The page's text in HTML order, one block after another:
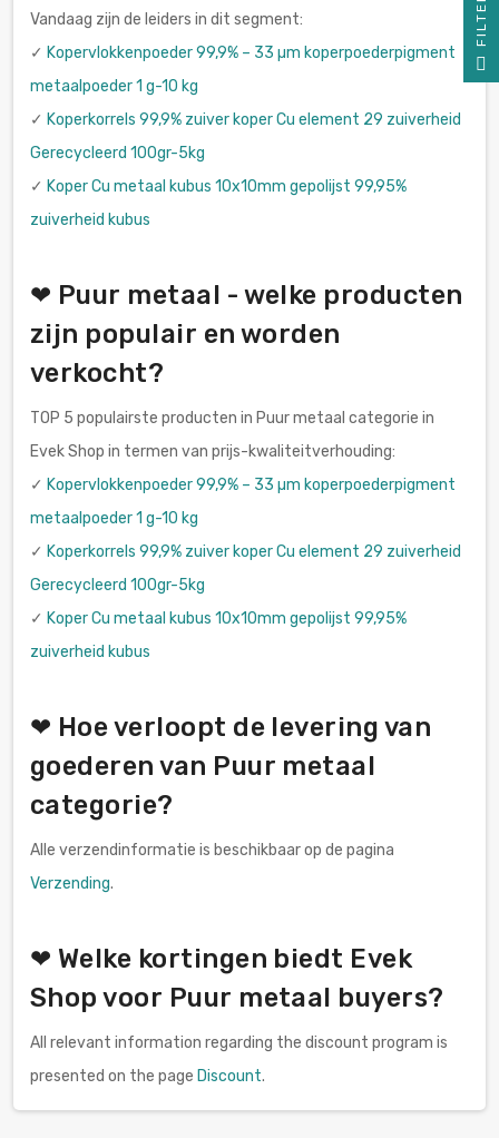
Vandaag zijn de leiders in dit segment:
✓ Kopervlokkenpoeder 99,9% – 33 µm koperpoederpigment
metaalpoeder 1 g-10 kg
✓ Koperkorrels 99,9% zuiver koper Cu element 29 zuiverheid
Gerecycleerd 100gr-5kg
✓ Koper Cu metaal kubus 10x10mm gepolijst 99,95%
zuiverheid kubus
❤ Puur metaal - welke producten
zijn populair en worden
verkocht?
TOP 5 populairste producten in Puur metaal categorie in
Evek Shop in termen van prijs-kwaliteitverhouding:
✓ Kopervlokkenpoeder 99,9% – 33 µm koperpoederpigment
metaalpoeder 1 g-10 kg
✓ Koperkorrels 99,9% zuiver koper Cu element 29 zuiverheid
Gerecycleerd 100gr-5kg
✓ Koper Cu metaal kubus 10x10mm gepolijst 99,95%
zuiverheid kubus
❤ Hoe verloopt de levering van
goederen van Puur metaal
categorie?
Alle verzendinformatie is beschikbaar op de pagina
Verzending.
❤ Welke kortingen biedt Evek
Shop voor Puur metaal buyers?
All relevant information regarding the discount program is
presented on the page Discount.
R